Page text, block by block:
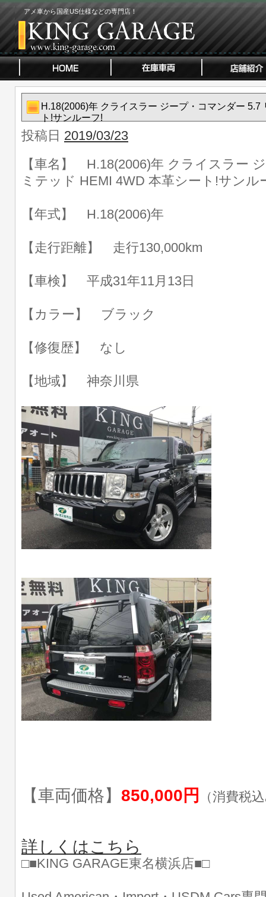
アメ車から国産US仕様などの専門店！
H.18(2006)年 クライスラー ジープ・コマンダー 5.7
ト!サンルーフ!
投稿日 2019/03/23
【車名】 H.18(2006)年 クライスラー
ミテッド HEMI 4WD 本革シート!サンル
【年式】 H.18(2006)年
【走行距離】 走行130,000km
【車検】 平成31年11月13日
【カラー】 ブラック
【修復歴】 なし
【地域】 神奈川県
【車両価格】 850,000円 （消費税
詳しくはこちら
□■KING GARAGE東名横浜店■□